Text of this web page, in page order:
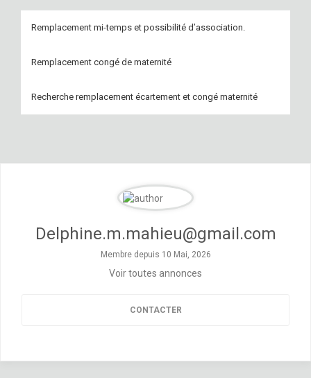
Remplacement mi-temps et possibilité d’association.
Remplacement congé de maternité
Recherche remplacement écartement et congé maternité
Delphine.m.mahieu@gmail.com
Membre depuis 10 Mai, 2026
Voir toutes annonces
CONTACTER